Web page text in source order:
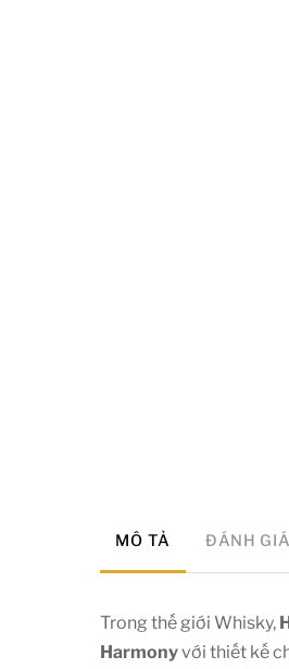
MÔ TẢ ĐÁNH
Trong thế giới Whisky,
Harmonyvới thiết kế